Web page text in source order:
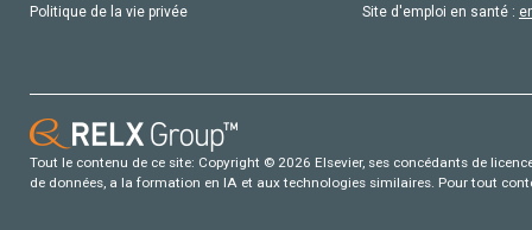
Politique de la vie privée
Site d'emploi en santé :
Tout le contenu de ce site: Copyright © 2026 Elsevier, ses concédants de
de données, a la formation en IA et aux technologies similaires. Pour tout